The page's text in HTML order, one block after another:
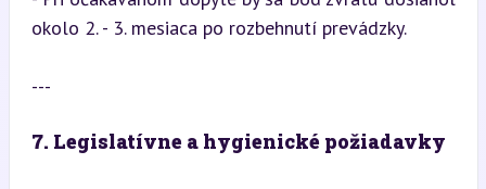
okolo 2. - 3. mesiaca po rozbehnutí prevádzky.
---
7. Legislatívne a hygienické požiadavky